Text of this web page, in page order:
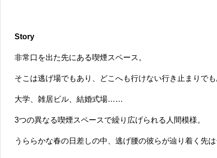
Story
非常口を出た先にある喫煙スペース。
そこは逃げ場でもあり、どこへも行けない行き止まりで
大学、雑居ビル、結婚式場……
3つの異なる喫煙スペースで繰り広げられる人間模様。
うららかな春の日差しの中、逃げ腰の彼らが辿り着く先